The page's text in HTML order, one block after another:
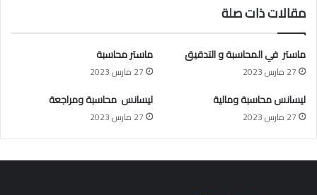
مقالات ذات صلة
ماستر في المحاسبة و التدقيق
27 مارس 2023
ماستر محاسبة
27 مارس 2023
ليسانس محاسبة ومالية
27 مارس 2023
ليسانس محاسبة ومراجعة
27 مارس 2023